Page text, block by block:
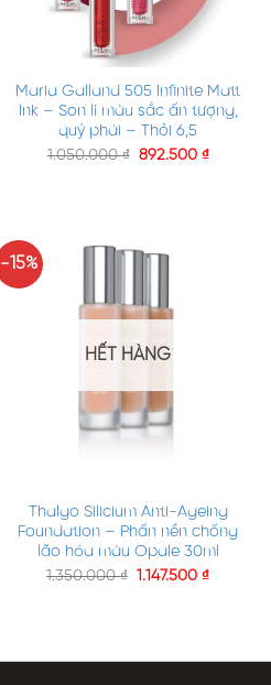
Maria Galland 505 Infinite Matt
Ink – Son lì màu sắc ấn tượng,
quý phái – Thỏi 6,5
1.050.000₫ 892.500 ₫
-15%
HẾT HÀNG
Thalgo Silicium Anti-Ageing
Foundation – Phấn nền chống
lão hóa màu Opale 30ml
1.350.000₫ 1.147.500₫